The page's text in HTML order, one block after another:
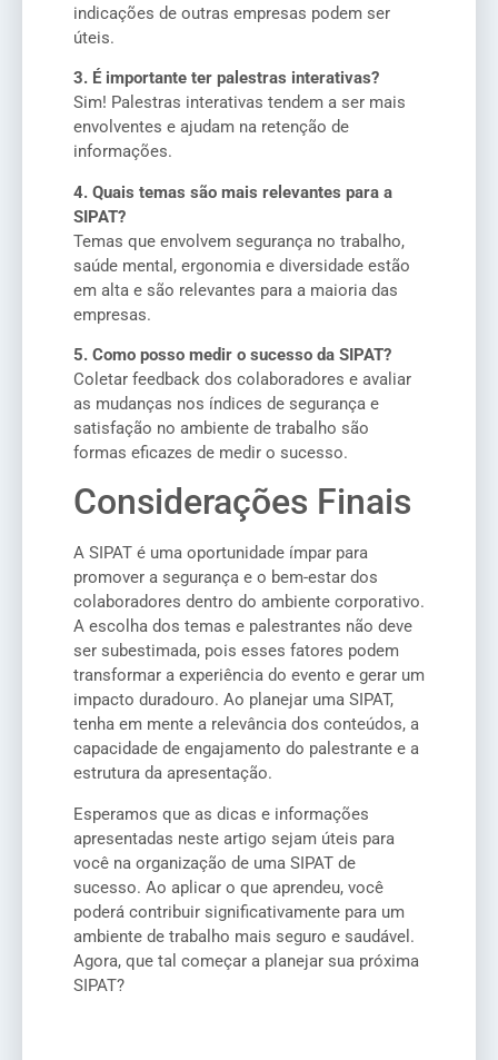
indicações de outras empresas podem ser
úteis.
3. É importante ter palestras interativas?
Sim! Palestras interativas tendem a ser mais
envolventes e ajudam na retenção de
informações.
4. Quais temas são mais relevantes para a
SIPAT?
Temas que envolvem segurança no trabalho,
saúde mental, ergonomia e diversidade estão
em alta e são relevantes para a maioria das
empresas.
5. Como posso medir o sucesso da SIPAT?
Coletar feedback dos colaboradores e avaliar
as mudanças nos índices de segurança e
satisfação no ambiente de trabalho são
formas eficazes de medir o sucesso.
Considerações Finais
A SIPAT é uma oportunidade ímpar para
promover a segurança e o bem-estar dos
colaboradores dentro do ambiente corporativo.
A escolha dos temas e palestrantes não deve
ser subestimada, pois esses fatores podem
transformar a experiência do evento e gerar um
impacto duradouro. Ao planejar uma SIPAT,
tenha em mente a relevância dos conteúdos, a
capacidade de engajamento do palestrante e a
estrutura da apresentação.
Esperamos que as dicas e informações
apresentadas neste artigo sejam úteis para
você na organização de uma SIPAT de
sucesso. Ao aplicar o que aprendeu, você
poderá contribuir significativamente para um
ambiente de trabalho mais seguro e saudável.
Agora, que tal começar a planejar sua próxima
SIPAT?